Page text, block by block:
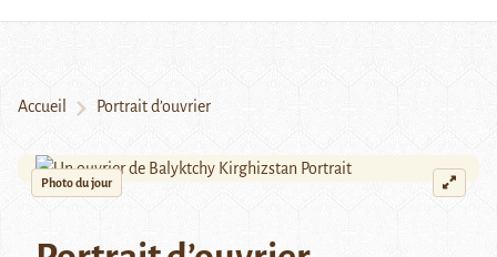
Accueil Portrait d’ouvrier
Photo du jour